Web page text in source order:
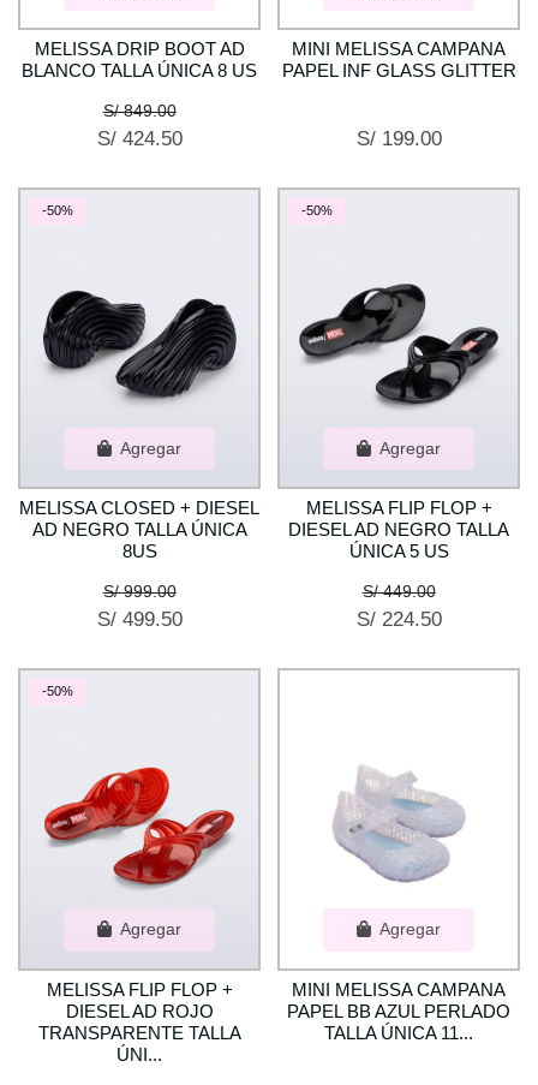
MELISSA DRIP BOOT AD
BLANCO TALLA ÚNICA 8 US
S/ 849.00
S/ 424.50
MINI MELISSA CAMPANA
PAPEL INF GLASS GLITTER
S/ 199.00
-50%
Agregar
MELISSA CLOSED + DIESEL
AD NEGRO TALLA ÚNICA
8US
S/ 999.00
S/ 499.50
-50%
Agregar
MELISSA FLIP FLOP +
DIESEL AD NEGRO TALLA
ÚNICA 5 US
S/ 449.00
S/ 224.50
-50%
Agregar
MELISSA FLIP FLOP +
DIESEL AD ROJO
TRANSPARENTE TALLA
ÚNI...
Agregar
MINI MELISSA CAMPANA
PAPEL BB AZUL PERLADO
TALLA ÚNICA 11...